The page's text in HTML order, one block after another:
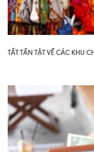
TẤT TẦN TẬT VỀ CÁC KHU